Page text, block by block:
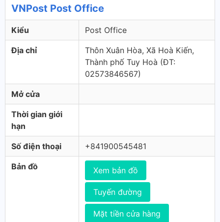
VNPost Post Office
Kiểu Post Office
Địa chỉ
Thôn Xuân Hòa, Xã Hoà Kiến,
Thành phố Tuy Hoà (ÐT:
02573846567)
Mở cửa
Thời gian giới
hạn
Số điện thoại +841900545481
Bản đồ Xem bản đồ
Tuyến đường
Mặt tiền cửa hàng